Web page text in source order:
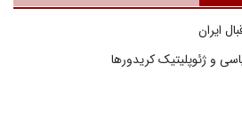
ایران
و ژئوپلیتیک کریدورها